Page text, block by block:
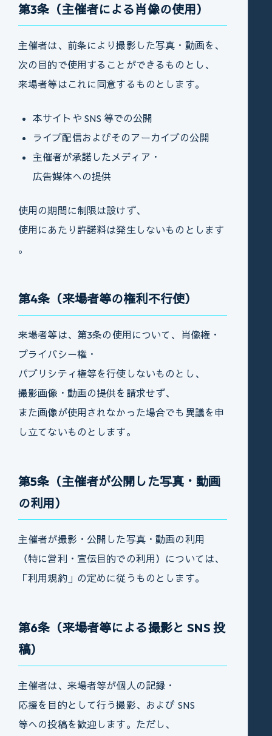
第3条（主催者による肖像の使用）
主催者は、前条により撮影した写真・動画を、
次の目的で使用することができるものとし、
来場者等はこれに同意するものとします。
本サイトや SNS 等での公開
ライブ配信およびそのアーカイブの公開
主催者が承諾したメディア・
広告媒体への提供
使用の期間に制限は設けず、
使用にあたり許諾料は発生しないものとします
。
第4条（来場者等の権利不行使）
来場者等は、第3条の使用について、肖像権・
プライバシー権・
パブリシティ権等を行使しないものとし、
撮影画像・動画の提供を請求せず、
また画像が使用されなかった場合でも異議を申
し立てないものとします。
第5条（主催者が公開した写真・動画
の利用）
主催者が撮影・公開した写真・動画の利用
（特に営利・宣伝目的での利用）については、
「利用規約」の定めに従うものとします。
第6条（来場者等による撮影と SNS 投
稿）
主催者は、来場者等が個人の記録・
応援を目的として行う撮影、および SNS
等への投稿を歓迎します。ただし、